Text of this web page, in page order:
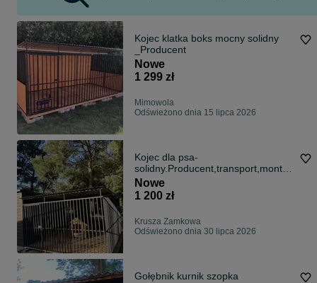
Kojec klatka boks mocny solidny
_Producent
Nowe
1 299 zł
Mimowola
Odświeżono dnia 15 lipca 2026
Kojec dla psa-
solidny.Producent,transport,montaż
-w cenie.
Nowe
1 200 zł
Krusza Zamkowa
Odświeżono dnia 30 lipca 2026
Gołębnik kurnik szopka